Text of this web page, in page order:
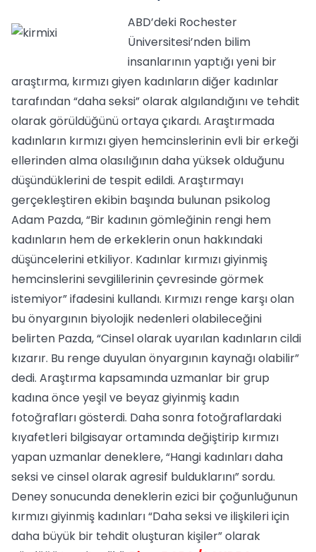
ABD’deki Rochester
Üniversitesi’nden bilim
insanlarının yaptığı yeni bir
araştırma, kırmızı giyen kadınların diğer kadınlar
tarafından “daha seksi” olarak algılandığını ve tehdit
olarak görüldüğünü ortaya çıkardı. Araştırmada
kadınların kırmızı giyen hemcinslerinin evli bir erkeği
ellerinden alma olasılığının daha yüksek olduğunu
düşündüklerini de tespit edildi. Araştırmayı
gerçekleştiren ekibin başında bulunan psikolog
Adam Pazda, “Bir kadının gömleğinin rengi hem
kadınların hem de erkeklerin onun hakkındaki
düşüncelerini etkiliyor. Kadınlar kırmızı giyinmiş
hemcinslerini sevgililerinin çevresinde görmek
istemiyor” ifadesini kullandı. Kırmızı renge karşı olan
bu önyargının biyolojik nedenleri olabileceğini
belirten Pazda, “Cinsel olarak uyarılan kadınların cildi
kızarır. Bu renge duyulan önyargının kaynağı olabilir”
dedi. Araştırma kapsamında uzmanlar bir grup
kadına önce yeşil ve beyaz giyinmiş kadın
fotoğrafları gösterdi. Daha sonra fotoğraflardaki
kıyafetleri bilgisayar ortamında değiştirip kırmızı
yapan uzmanlar deneklere, “Hangi kadınları daha
seksi ve cinsel olarak agresif bulduklarını” sordu.
Deney sonucunda deneklerin ezici bir çoğunluğunun
kırmızı giyinmiş kadınları “Daha seksi ve ilişkileri için
daha büyük bir tehdit oluşturan kişiler” olarak